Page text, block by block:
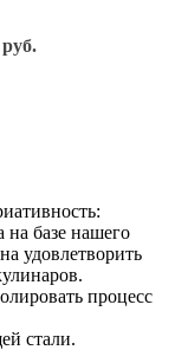
на базе нашего
удовлетворить
процесс
стали.